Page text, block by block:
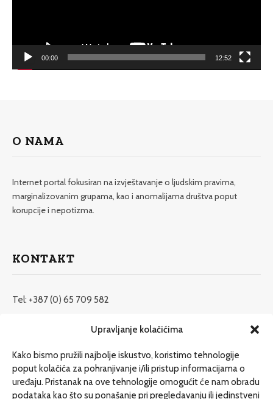
Upravljanje kolačićima
Kako bismo pružili najbolje iskustvo, koristimo tehnologije
poput kolačića za pohranjivanje i/ili pristup informacijama o
uređaju. Pristanak na ove tehnologije omogućit će nam obradu
podataka kao što su ponašanje pri pregledavanju ili jedinstveni
00:00 12:52
O NAMA
Internet portal fokusiran na izvještavanje o ljudskim pravima,
marginalizovanim grupama, kao i anomalijama društva poput
korupcije i nepotizma.
KONTAKT
Tel: +387 (0) 65 709 582
redakcija@etrafika.net
Dosije